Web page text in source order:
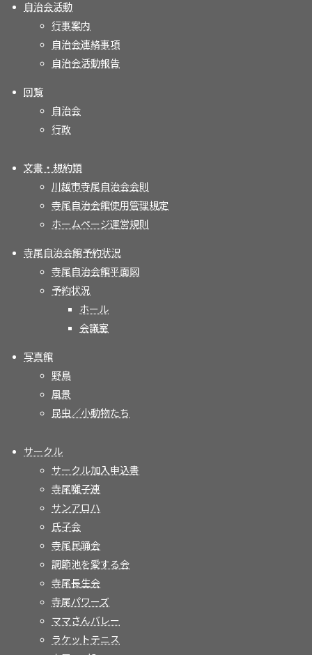
自治会活動
行事案内
自治会連絡事項
自治会活動報告
回覧
自治会
行政
文書・規約類
川越市寺尾自治会会則
寺尾自治会館使用管理規定
ホームページ運営規則
寺尾自治会館予約状況
寺尾自治会館平面図
予約状況
ホール
会議室
写真館
野鳥
風景
昆虫／小動物たち
サークル
サークル加入申込書
寺尾囃子連
サンアロハ
氏子会
寺尾民踊会
調節池を愛する会
寺尾長生会
寺尾パワーズ
ママさんバレー
ラケットテニス